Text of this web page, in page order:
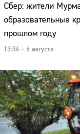
Сбер: жители
образовательные
прошлом году
13:34 – 6 августа